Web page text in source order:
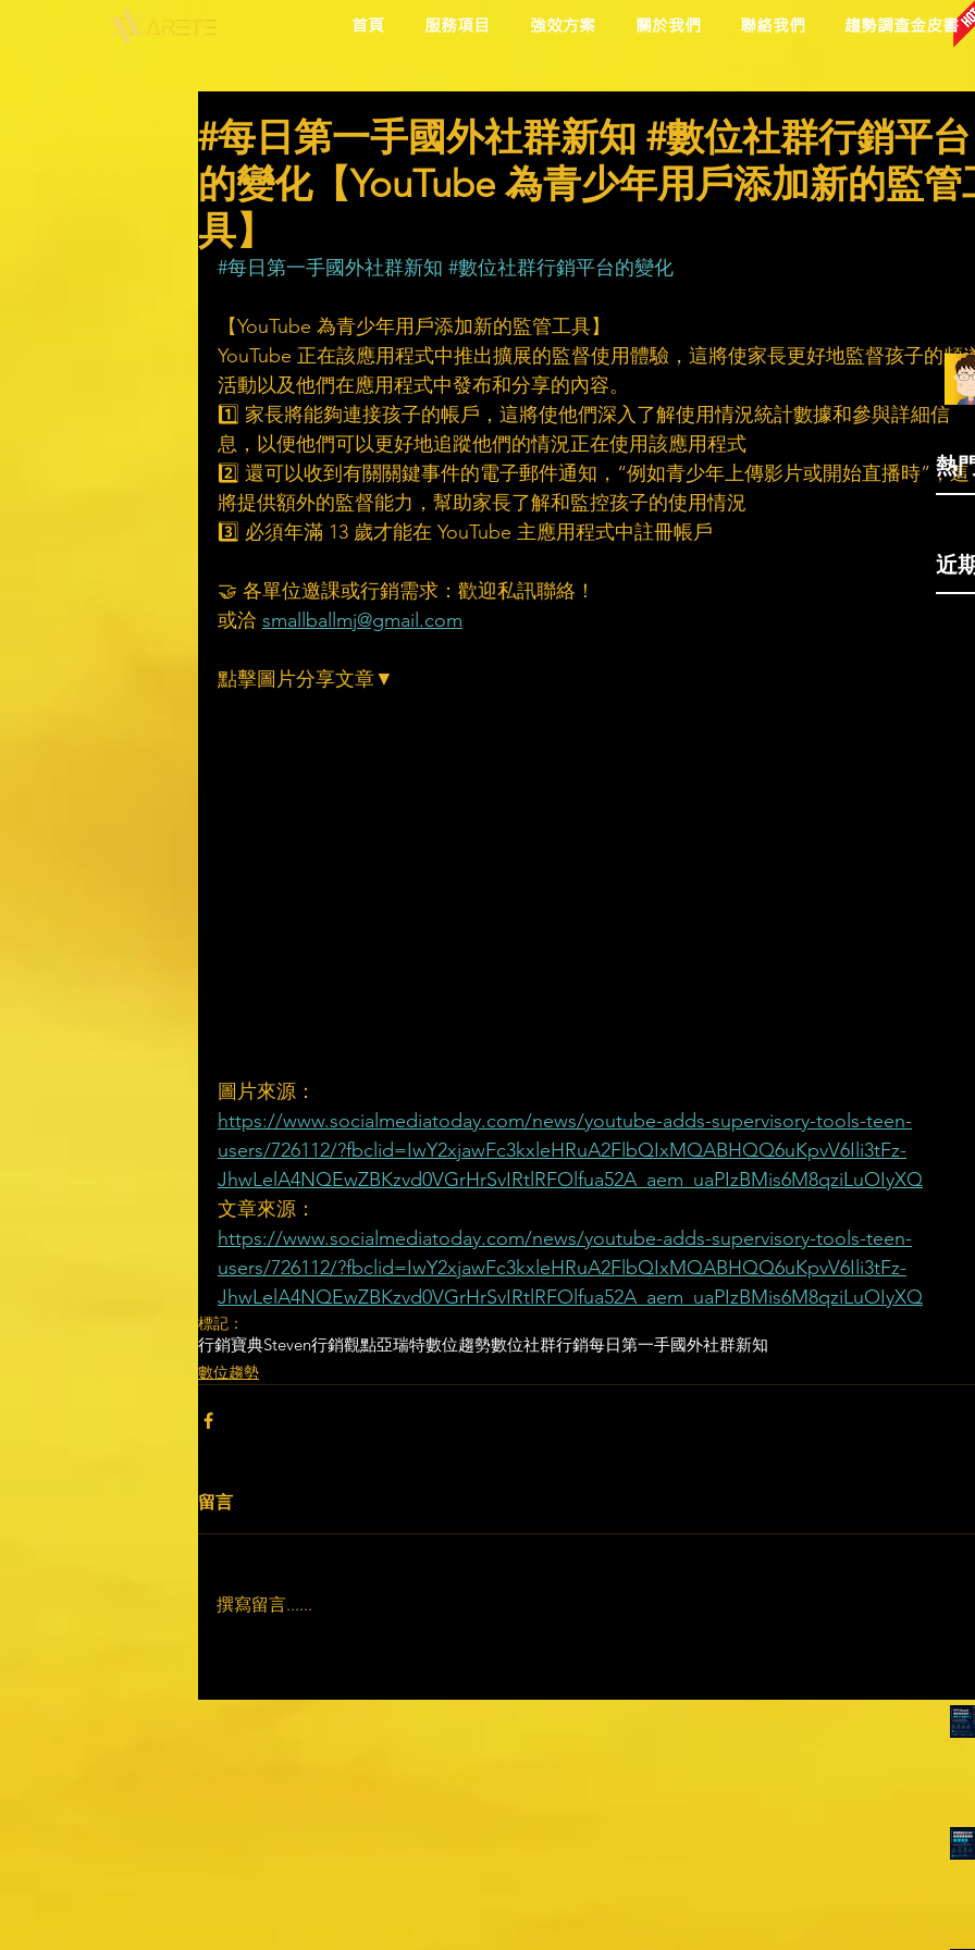
首頁 服務項目 強效方案 關於我們 聯絡我們 趨勢調查金皮書
#每日第一手國外社群新知 #數位社群行銷平台
的變化【YouTube 為青少年用戶添加新的監管
具】
#每日第一手國外社群新知 #數位社群行銷平台的變化
【YouTube 為青少年用戶添加新的監管工具】
YouTube 正在該應用程式中推出擴展的監督使用體驗，這將使家長更好地監督孩子的頻
活動以及他們在應用程式中發布和分享的內容。
1️⃣ 家長將能夠連接孩子的帳戶，這將使他們深入了解使用情況統計數據和參與詳細信
息，以便他們可以更好地追蹤他們的情況正在使用該應用程式
2️⃣ 還可以收到有關關鍵事件的電子郵件通知，“例如青少年上傳影片或開始直播時”，這
將提供額外的監督能力，幫助家長了解和監控孩子的使用情況
3️⃣ 必須年滿 13 歲才能在 YouTube 主應用程式中註冊帳戶
🤝 各單位邀課或行銷需求：歡迎私訊聯絡！
或洽 smallballmj@gmail.com
點擊圖片分享文章▼
圖片來源：
https://www.socialmediatoday.com/news/youtube-adds-supervisory-tools-teen-
users/726112/?fbclid=IwY2xjawFc3kxleHRuA2FlbQIxMQABHQQ6uKpvV6Ili3tFz-
JhwLelA4NQEwZBKzvd0VGrHrSvIRtlRFOlfua52A_aem_uaPIzBMis6M8qziLuOIyXQ
文章來源：
https://www.socialmediatoday.com/news/youtube-adds-supervisory-tools-teen-
users/726112/?fbclid=IwY2xjawFc3kxleHRuA2FlbQIxMQABHQQ6uKpvV6Ili3tFz-
JhwLelA4NQEwZBKzvd0VGrHrSvIRtlRFOlfua52A_aem_uaPIzBMis6M8qziLuOIyXQ
標記：
行銷寶典Steven行銷觀點亞瑞特數位趨勢數位社群行銷每日第一手國外社群新知
數位趨勢
留言
撰寫留言......
熱
近